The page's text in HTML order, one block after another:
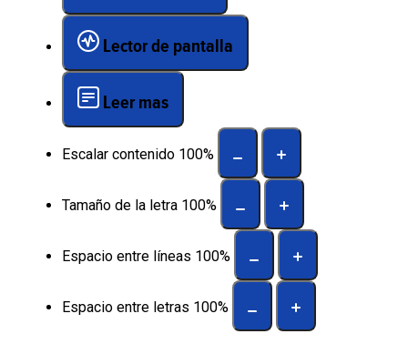
Lector de pantalla
Leer mas
Escalar contenido 100%
Tamaño de la letra 100%
Espacio entre líneas 100%
Espacio entre letras 100%